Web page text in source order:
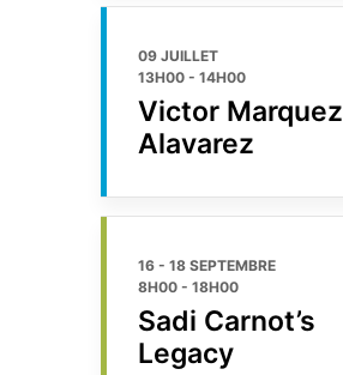
09 JUILLET
13H00 - 14H00
Victor Marquez
Alavarez
16 - 18 SEPTEMBRE
8H00 - 18H00
Sadi Carnot’s
Legacy